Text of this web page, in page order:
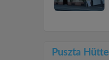
Puszta Hütte